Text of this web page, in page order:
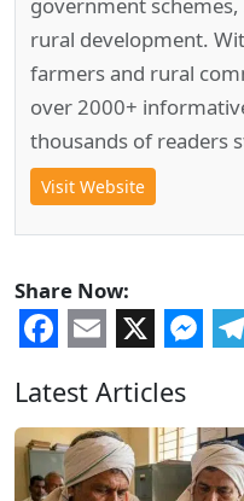
rural development.
farmers and rural
over 2000+
thousands of readers
Visit Website
Share Now:
Latest Articles